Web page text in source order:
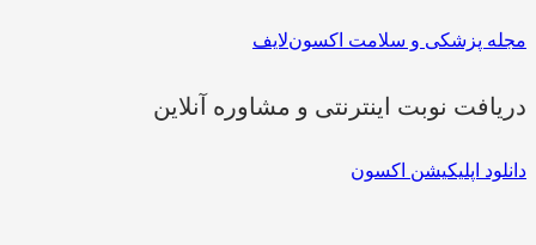
مجله پزشکی و سلامت اکسون‌لایف
دریافت نوبت اینترنتی و مشاوره آنلاین
دانلود اپلیکیشن اکسون